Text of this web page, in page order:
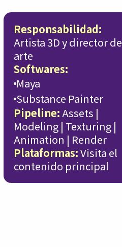
Responsabilidad:
Artista 3D y director de
arte
Softwares:
Maya
Substance Painter
Pipeline:Assets |
Modeling | Texturing |
Animation | Render
Plataformas:Visita el
contenido principal